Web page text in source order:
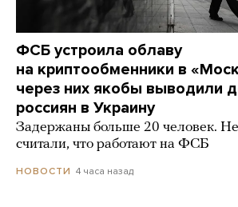
ФСБ устроила облаву
на криптообменники в
через них якобы выводили
россиян в Украину
Задержаны больше 20 человек.
считали, что работают на ФСБ
НОВОСТИ 4 часа назад